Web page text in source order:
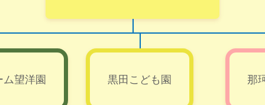
ム望洋園 黒田こども園 那